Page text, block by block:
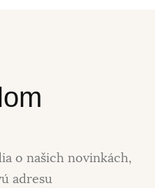
o našich novinkách,
adresu